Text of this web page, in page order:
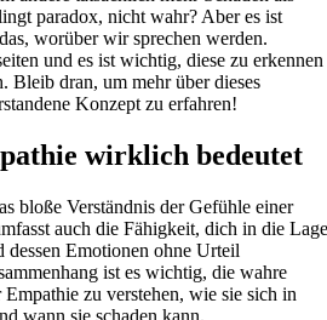
paradox, nicht wahr? Aber es ist
worüber wir sprechen werden.
und es ist wichtig, diese zu erkennen
Bleib dran, um mehr über dieses
Konzept zu erfahren!
wirklich bedeutet
bloße Verständnis der Gefühle einer
auch die Fähigkeit, dich in die
dessen Emotionen ohne Urteil
ist es wichtig, die wahre
zu verstehen, wie sie sich in
wann sie schaden kann.